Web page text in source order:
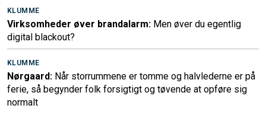
KLUMME
Virksomheder øver brandalarm: Men øver du egentlig
digital blackout?
KLUMME
Nørgaard: Når storrummene er tomme og halvlederne er på
ferie, så begynder folk forsigtigt og tøvende at opføre sig
normalt